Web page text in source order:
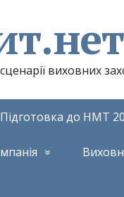
виховних
Підготовка до НМТ